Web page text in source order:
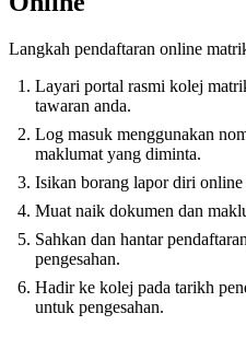
Langkah pendaftaran online
Layari portal rasmi kolej
tawaran anda.
Log masuk menggunakan
maklumat yang diminta.
Isikan borang lapor diri online
Muat naik dokumen dan
Sahkan dan hantar
pengesahan.
Hadir ke kolej pada tarikh
untuk pengesahan.